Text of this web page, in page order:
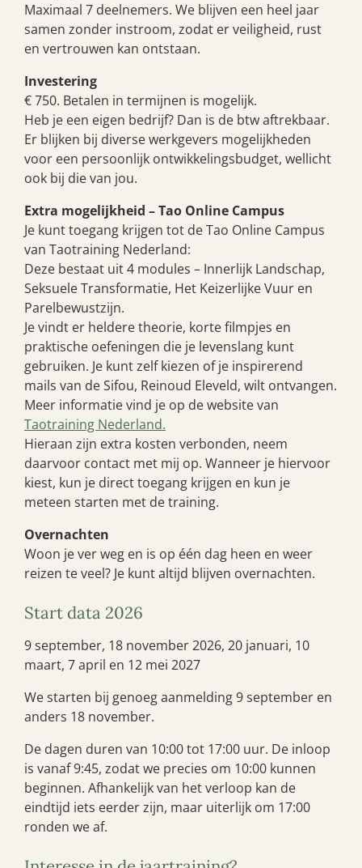
Maximaal 7 deelnemers. We blijven een heel jaar
samen zonder instroom, zodat er veiligheid, rust
en vertrouwen kan ontstaan.
Investering
€ 750. Betalen in termijnen is mogelijk.
Heb je een eigen bedrijf? Dan is de btw aftrekbaar.
Er blijken bij diverse werkgevers mogelijkheden
voor een persoonlijk ontwikkelingsbudget, wellicht
ook bij die van jou.
Extra mogelijkheid – Tao Online Campus
Je kunt toegang krijgen tot de Tao Online Campus
van Taotraining Nederland:
Deze bestaat uit 4 modules – Innerlijk Landschap,
Seksuele Transformatie, Het Keizerlijke Vuur en
Parelbewustzijn.
Je vindt er heldere theorie, korte filmpjes en
praktische oefeningen die je levenslang kunt
gebruiken. Je kunt zelf kiezen of je inspirerend
mails van de Sifou, Reinoud Eleveld, wilt ontvangen.
Meer informatie vind je op de website van
Taotraining Nederland.
Hieraan zijn extra kosten verbonden, neem
daarvoor contact met mij op. Wanneer je hiervoor
kiest, kun je direct toegang krijgen en kun je
meteen starten met de training.
Overnachten
Woon je ver weg en is op één dag heen en weer
reizen te veel? Je kunt altijd blijven overnachten.
Start data 2026
9 september, 18 november 2026, 20 januari, 10
maart, 7 april en 12 mei 2027
We starten bij genoeg aanmelding 9 september en
anders 18 november.
De dagen duren van 10:00 tot 17:00 uur. De inloop
is vanaf 9:45, zodat we precies om 10:00 kunnen
beginnen. Afhankelijk van het verloop kan de
eindtijd iets eerder zijn, maar uiterlijk om 17:00
ronden we af.